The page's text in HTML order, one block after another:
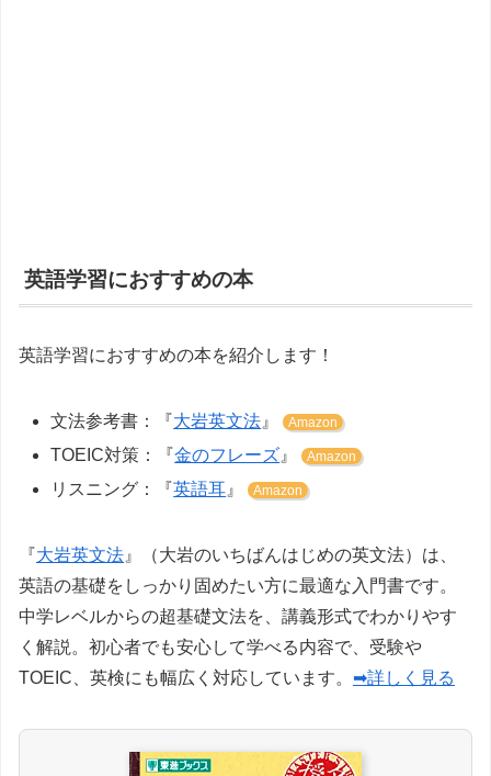
英語学習におすすめの本
英語学習におすすめの本を紹介します！
文法参考書：『大岩英文法 』 Amazon
TOEIC対策：『金のフレーズ 』 Amazon
リスニング：『英語耳 』 Amazon
『大岩英文法 』（大岩のいちばんはじめの英文法）は、
英語の基礎をしっかり固めたい方に最適な入門書です。
中学レベルからの超基礎文法を、講義形式でわかりやす
く解説。初心者でも安心して学べる内容で、受験や
TOEIC、英検にも幅広く対応しています。 ➡詳しく見る